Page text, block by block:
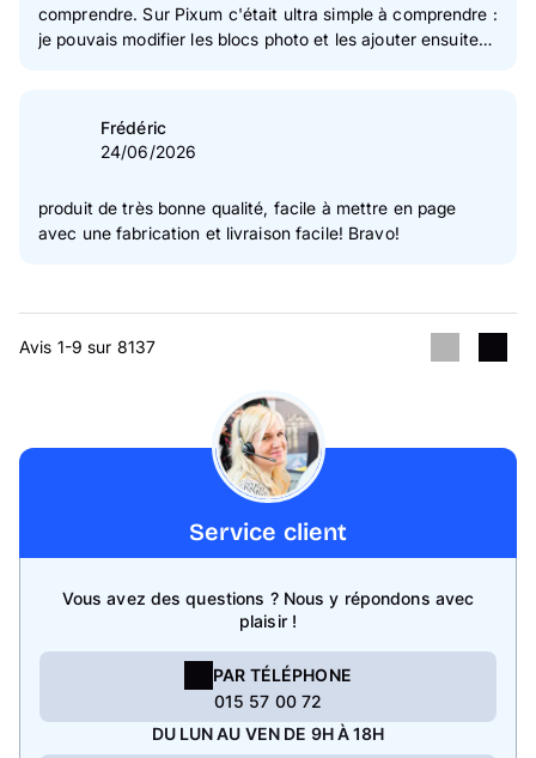
comprendre. Sur Pixum c'était ultra simple à comprendre :
je pouvais modifier les blocs photo et les ajouter ensuite
il est de très bonne qualité et à un prix attractif ! Je
recommande vraiment, merci !
Frédéric
24/06/2026
produit de très bonne qualité, facile à mettre en page
avec une fabrication et livraison facile! Bravo!
Avis 1-9 sur 8137
Service client
Vous avez des questions ? Nous y répondons avec
plaisir !
PAR TÉLÉPHONE
015 57 00 72
DU LUN AU VEN DE 9H À 18H